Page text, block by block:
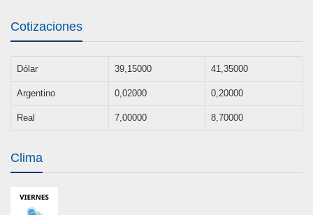
Cotizaciones
Dólar 39,15000 41,35000
Argentino 0,02000 0,20000
Real 7,00000 8,70000
Clima